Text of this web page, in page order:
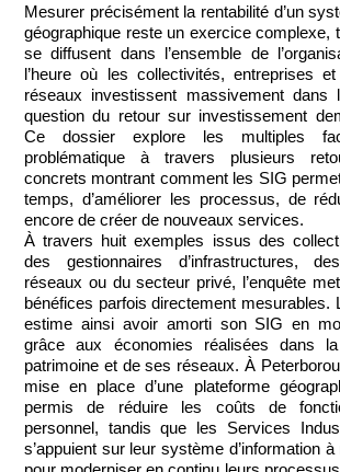
Mesurer précisément la rentabilité d’un système d’information
géographique reste un exercice complexe,
se diffusent dans l’ensemble de
l’heure où les collectivités, entreprises
réseaux investissent massivement dans
question du retour sur investissement
Ce dossier explore les multiples
problématique à travers plusieurs
concrets montrant comment les SIG
temps, d’améliorer les processus, de
encore de créer de nouveaux services.
À travers huit exemples issus des
des gestionnaires d’infrastructures,
réseaux ou du secteur privé, l’enquête
bénéfices parfois directement mesurables.
estime ainsi avoir amorti son SIG en
grâce aux économies réalisées dans
patrimoine et de ses réseaux. À
mise en place d’une plateforme
permis de réduire les coûts de
personnel, tandis que les Services
s’appuient sur leur système d’information